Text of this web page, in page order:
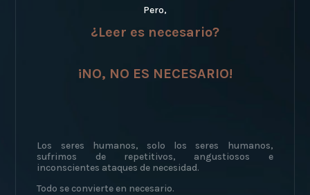
Pero,
¿Leer es necesario?
¡NO, NO ES NECESARIO!
Los seres humanos, solo los seres humanos,
sufrimos de repetitivos, angustiosos e
inconscientes ataques de necesidad.
Todo se convierte en necesario.